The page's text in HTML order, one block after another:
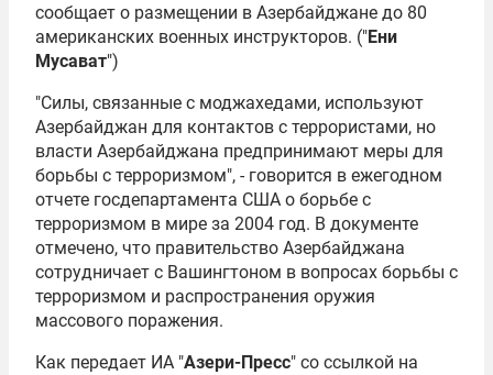
сообщает о размещении в Азербайджане до 80
американских военных инструкторов. ("Ени
Мусават")
"Силы, связанные с моджахедами, используют
Азербайджан для контактов с террористами, но
власти Азербайджана предпринимают меры для
борьбы с терроризмом", - говорится в ежегодном
отчете госдепартамента США о борьбе с
терроризмом в мире за 2004 год. В документе
отмечено, что правительство Азербайджана
сотрудничает с Вашингтоном в вопросах борьбы с
терроризмом и распространения оружия
массового поражения.
Как передает ИА "Азери-Пресс" со ссылкой на